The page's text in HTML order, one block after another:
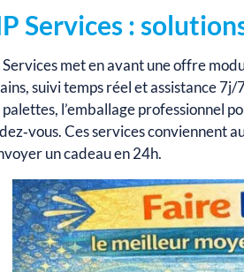
Services :
Services met en avant une offre
suivi temps réel et assistance 7j/
palettes, l’emballage professionnel
Ces services conviennent
un cadeau en 24h.